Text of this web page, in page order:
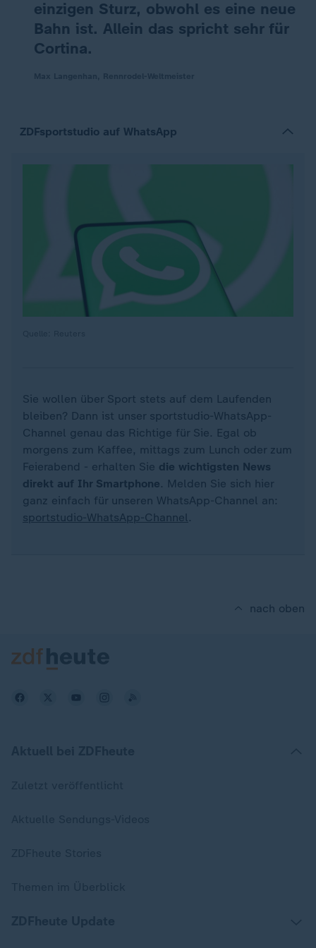
einzigen Sturz, obwohl es eine neue
Bahn ist. Allein das spricht sehr für
Cortina.
ZDFsportstudio auf WhatsApp
Sie wollen über Sport stets auf dem Laufenden
bleiben? Dann ist unser sportstudio-WhatsApp-
Channel genau das Richtige für Sie. Egal ob
morgens zum Kaffee, mittags zum Lunch oder zum
Feierabend - erhalten Sie die wichtigsten News
direkt auf Ihr Smartphone. Melden Sie sich hier
ganz einfach für unseren WhatsApp-Channel an:
sportstudio-WhatsApp-Channel.
nach oben